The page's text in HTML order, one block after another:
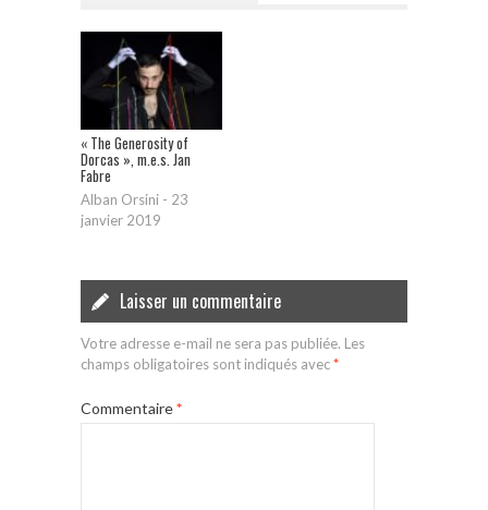
« The Generosity of
Dorcas », m.e.s. Jan
Fabre
Alban Orsini - 23
janvier 2019
Laisser un commentaire
Votre adresse e-mail ne sera pas publiée. Les
champs obligatoires sont indiqués avec*
Commentaire*